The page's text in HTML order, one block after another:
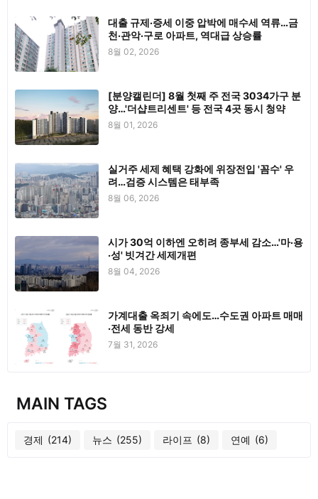
대출 규제·증세 이중 압박에 매수세 역류…금
천·관악·구로 아파트, 역대급 상승률
8월 02, 2026
[분양캘린더] 8월 첫째 주 전국 3034가구 분
양…'더샵트리센트' 등 전국 4곳 동시 청약
8월 01, 2026
실거주 세제 혜택 강화에 위장전입 '꼼수' 우
려…검증 시스템은 태부족
8월 06, 2026
시가 30억 이하엔 오히려 종부세 감소…'마·용
·성' 빗겨간 세제개편
8월 04, 2026
가계대출 옥죄기 속에도…수도권 아파트 매매
·전세 동반 강세
7월 31, 2026
MAIN TAGS
경제 (214) 뉴스 (255) 라이프 (8) 연예 (6)